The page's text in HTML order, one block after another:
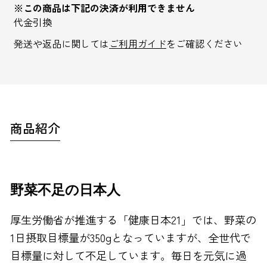
0120-810-130
24時間自動受付
※この商品は下記の決済が利用できません
代金引換
発送や返品に関しては ご利用ガイドをご確認ください
商品紹介
野菜不足の日本人
厚生労働省が推進する「健康日本21」では、野菜の
1日摂取目標量が350gとなっていますが、全世代で
目標量に対して不足しています。毎日を元気に過